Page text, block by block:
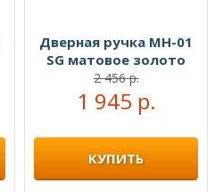
Дверная ручка MH-01
SG матовое золото
2 456 р.
1 945 р.
КУПИТЬ